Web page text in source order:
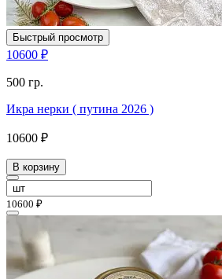
Быстрый просмотр
10600 ₽
500 гр.
Икра нерки ( путина 2026 )
10600 ₽
В корзину
10600 ₽